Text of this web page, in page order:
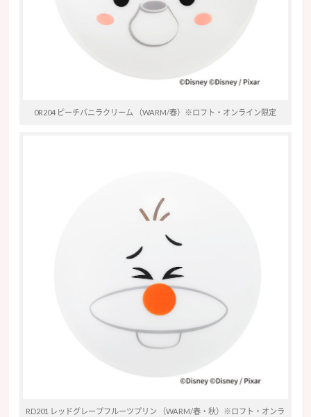
0R204 ピーチバニラクリーム （WARM/春）※ロフト・オンライン限定
RD201 レッドグレープフルーツプリン （WARM/春・秋）※ロフト・オンラ